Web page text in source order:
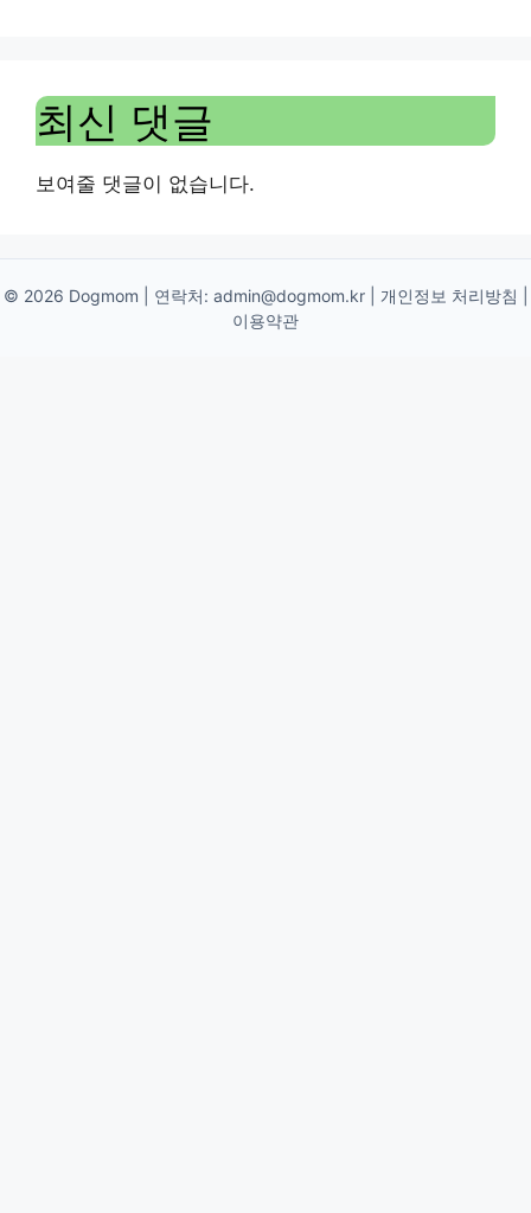
최신 댓글
보여줄 댓글이 없습니다.
© 2026 Dogmom | 연락처: admin@dogmom.kr| 개인정보 처리방침
이용약관